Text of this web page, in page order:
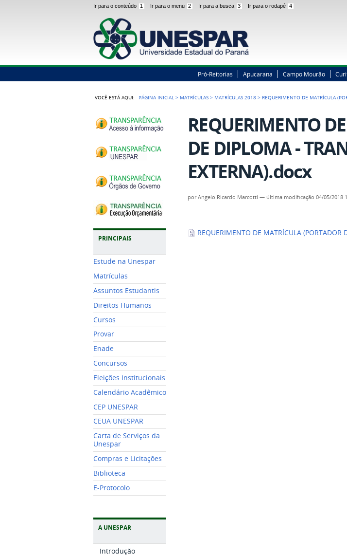
Ir para o conteúdo 1 Ir para o menu 2 Ir para a busca 3 Ir para o rodapé 4
Pró-Reitorias Apucarana Campo Mourão
VOCÊ ESTÁ AQUI: PÁGINA INICIAL > MATRÍCULAS > MATRÍCULAS 2018 > REQUERIMENTO DE MATRÍCULA
PRINCIPAIS
Estude na Unespar
Matrículas
Assuntos Estudantis
Direitos Humanos
Cursos
Provar
Enade
Concursos
Eleições Institucionais
Calendário Acadêmico
CEP UNESPAR
CEUA UNESPAR
Carta de Serviços da
Unespar
Compras e Licitações
Biblioteca
E-Protocolo
A UNESPAR
Introdução
REQUERIMENTO
DE DIPLOMA -
EXTERNA).docx
porAngelo Ricardo Marcotti — última modificação 04/05/2018
REQUERIMENTO DE MATRÍCULA